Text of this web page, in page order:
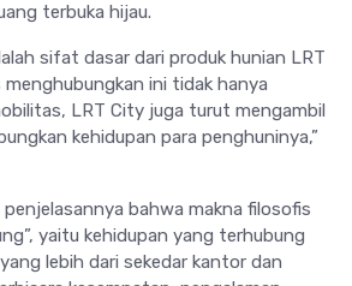
terbuka hijau.
sifat dasar dari produk hunian LRT
ini tidak hanya
LRT City juga turut mengambil
kehidupan para penghuninya,”
bahwa makna filosofis
yaitu kehidupan yang terhubung
lebih dari sekedar kantor dan